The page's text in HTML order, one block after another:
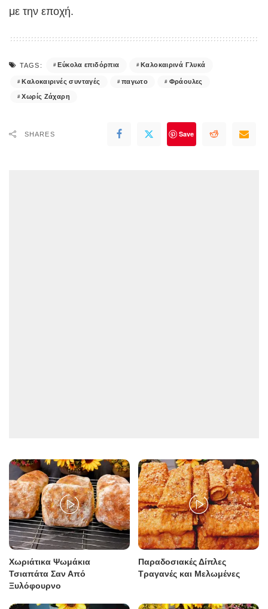
με την εποχή.
TAGS: Εύκολα επιδόρπια Καλοκαιρινά Γλυκά
Καλοκαιρινές συνταγές παγωτο Φράουλες
Χωρίς Ζάχαρη
SHARES Save
Χωριάτικα Ψωμάκια
Τσιαπάτα Σαν Από
Ξυλόφουρνο
Παραδοσιακές Δίπλες
Τραγανές και Μελωμένες